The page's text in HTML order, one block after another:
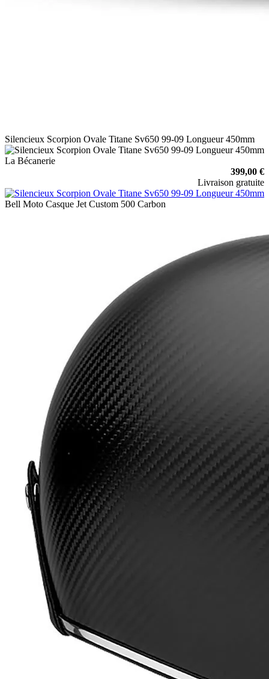
Silencieux Scorpion Ovale Titane Sv650 99-09 Longueur 450mm
La Bécanerie
399,00 €
Livraison gratuite
Bell Moto Casque Jet Custom 500 Carbon